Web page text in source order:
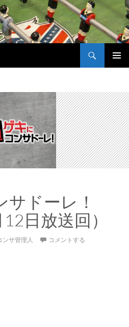
ドーレ！
日放送回）
ンサ管理人 コメントする